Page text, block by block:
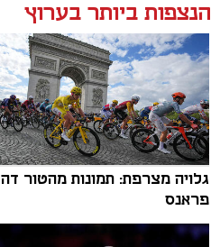
הנצפות ביותר בערוץ
גלויה מצרפת: תמונות מהטור דה
פראנס